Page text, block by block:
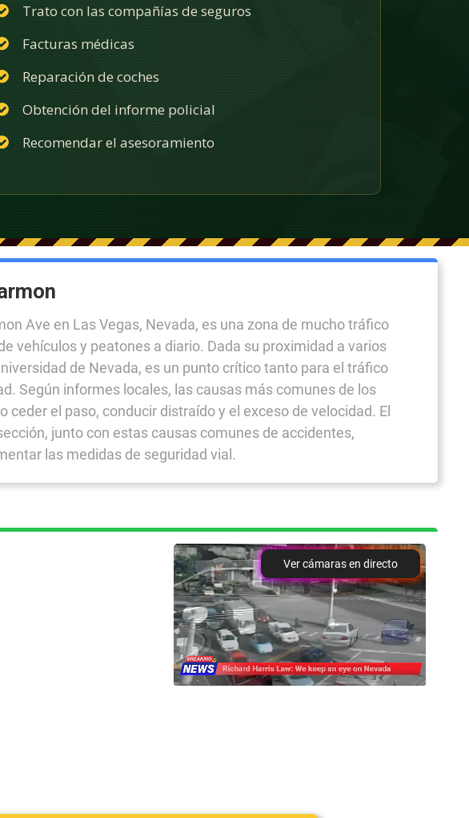
Trato con las compañías de seguros
Facturas médicas
Reparación de coches
Obtención del informe policial
Recomendar el asesoramiento
Ave en Las Vegas, Nevada, es una zona de mucho tráfico
vehículos y peatones a diario. Dada su proximidad a varios
de Nevada, es un punto crítico tanto para el tráfico
Según informes locales, las causas más comunes de los
el paso, conducir distraído y el exceso de velocidad. El
junto con estas causas comunes de accidentes,
las medidas de seguridad vial.
Ver cámaras en directo